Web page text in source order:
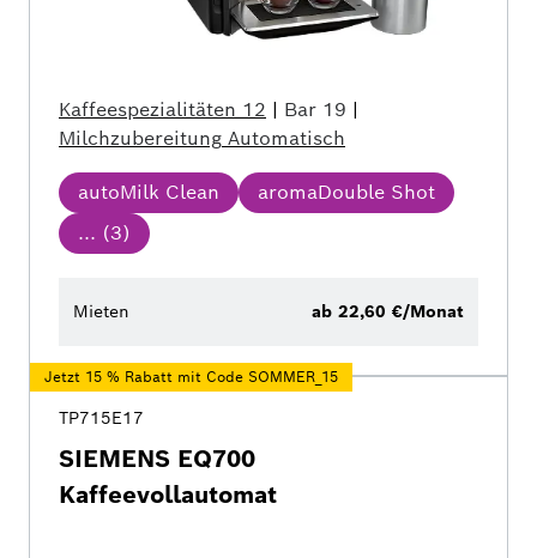
Kaffeespezialitäten 12 | Bar 19 |
Milchzubereitung Automatisch
autoMilk Clean
aromaDouble Shot
... (3)
Mieten ab 22,60 €/Monat
Jetzt 15 % Rabatt mit Code SOMMER_15
TP715E17
SIEMENS EQ700
Kaffeevollautomat